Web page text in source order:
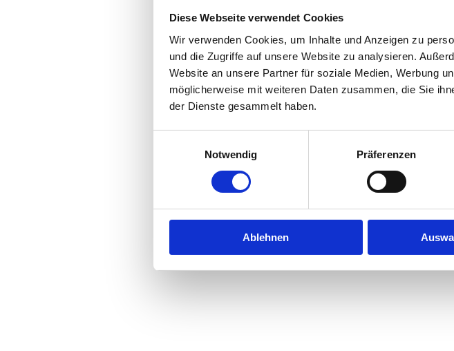
Diese Webseite verwendet Cookies
Wir verwenden Cookies, um Inhalte und Anzeigen zu
und die Zugriffe auf unsere Website zu analysieren.
Website an unsere Partner für soziale Medien, Werbung
möglicherweise mit weiteren Daten zusammen, die Sie
der Dienste gesammelt haben.
Notwendig
Präferenzen
Ablehnen
Application error: aclient-side exception has occurred while